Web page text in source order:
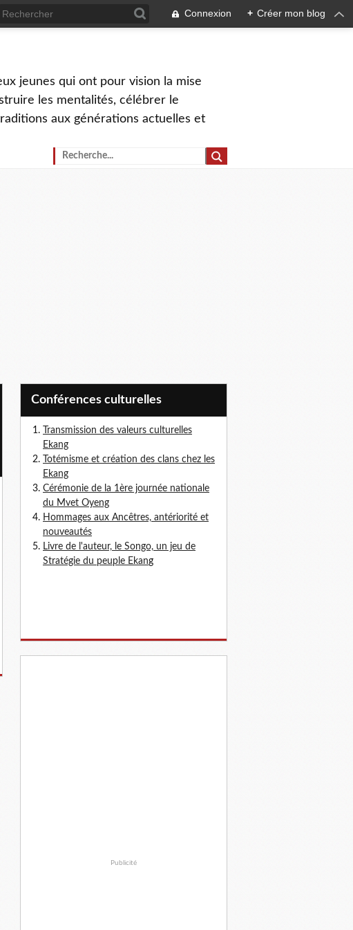
Connexion + Créer mon blog
jeunes qui ont pour vision la mise
les mentalités, célébrer le
aux générations actuelles et
Conférences culturelles
Transmission des valeurs culturelles
Ekang
Totémisme et création des clans chez les
Ekang
Cérémonie de la 1ère journée nationale
du Mvet Oyeng
Hommages aux Ancêtres, antériorité et
nouveautés
Livre de l'auteur, le Songo, un jeu de
Stratégie du peuple Ekang
Publicité